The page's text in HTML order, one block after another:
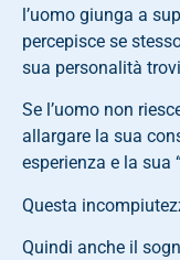
l’uomo giunga a
percepisce se
sua personalità
Se l’uomo non
allargare la sua
esperienza e la sua
Questa
Quindi anche il